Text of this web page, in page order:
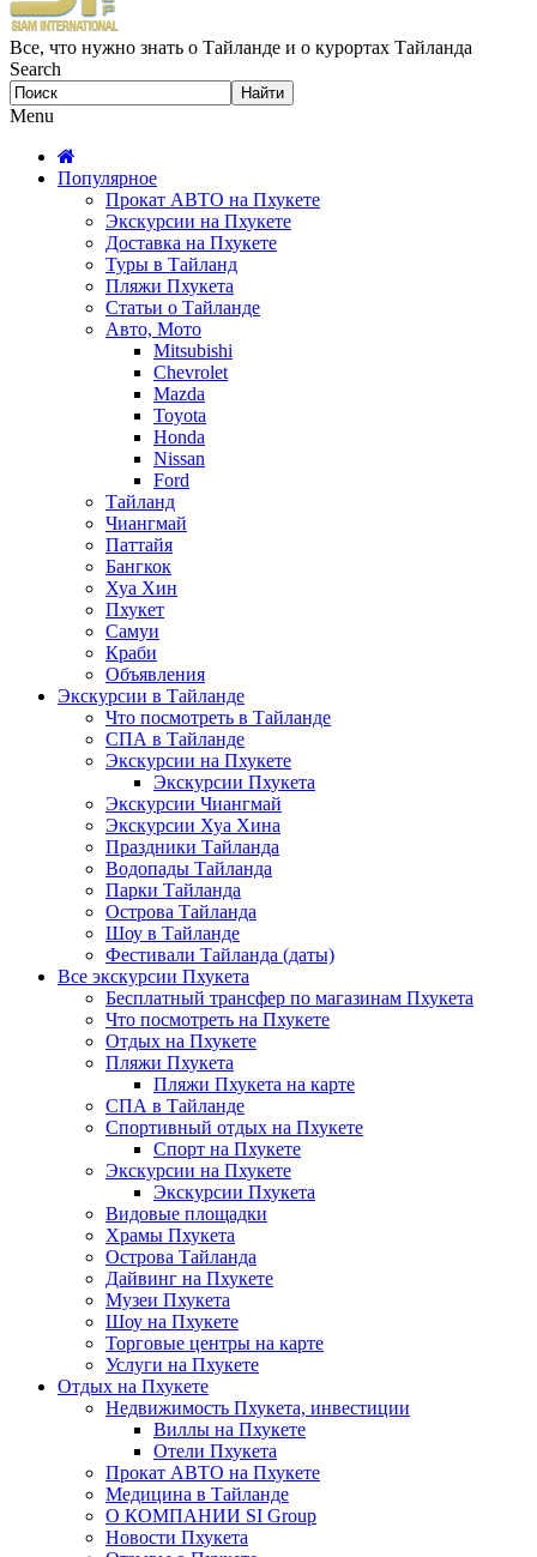
Все, что нужно знать о Тайланде и о курортах Тайланда
Search
Menu
Популярное
Прокат АВТО на Пхукете
Экскурсии на Пхукете
Доставка на Пхукете
Туры в Тайланд
Пляжи Пхукета
Статьи о Тайланде
Авто, Мото
Mitsubishi
Chevrolet
Mazda
Toyota
Honda
Nissan
Ford
Тайланд
Чиангмай
Паттайя
Бангкок
Хуа Хин
Пхукет
Самуи
Краби
Объявления
Экскурсии в Тайланде
Что посмотреть в Тайланде
СПА в Тайланде
Экскурсии на Пхукете
Экскурсии Пхукета
Экскурсии Чиангмай
Экскурсии Хуа Хина
Праздники Тайланда
Водопады Тайланда
Парки Тайланда
Острова Тайланда
Шоу в Тайланде
Фестивали Тайланда (даты)
Все экскурсии Пхукета
Бесплатный трансфер по магазинам Пхукета
Что посмотреть на Пхукете
Отдых на Пхукете
Пляжи Пхукета
Пляжи Пхукета на карте
СПА в Тайланде
Спортивный отдых на Пхукете
Спорт на Пхукете
Экскурсии на Пхукете
Экскурсии Пхукета
Видовые площадки
Храмы Пхукета
Острова Тайланда
Дайвинг на Пхукете
Музеи Пхукета
Шоу на Пхукете
Торговые центры на карте
Услуги на Пхукете
Отдых на Пхукете
Недвижимость Пхукета, инвестиции
Виллы на Пхукете
Отели Пхукета
Прокат АВТО на Пхукете
Медицина в Тайланде
О КОМПАНИИ SI Group
Новости Пхукета